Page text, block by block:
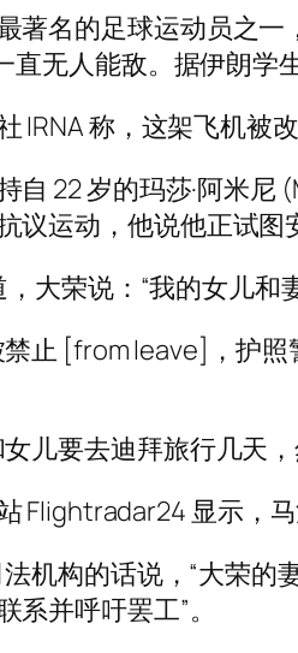
著名的足球运动员之
直无人能敌。据伊朗学
IRNA 称，这架飞机被
自 22 岁的玛莎·阿米
议运动，他说他正试图
，大荣说：“我的女儿
禁止 [from leave]，护
儿要去迪拜旅行几天，
Flightradar24 显示，
法机构的话说，“大荣
系并呼吁罢工”。